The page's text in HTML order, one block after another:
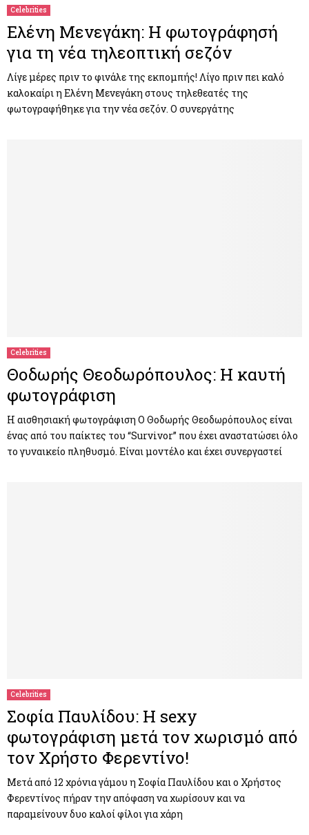
Celebrities
Ελένη Μενεγάκη: H φωτογράφησή
για τη νέα τηλεοπτική σεζόν
Λίγε μέρες πριν το φινάλε της εκπομπής! Λίγο πριν πει καλό
καλοκαίρι η Ελένη Μενεγάκη στους τηλεθεατές της
φωτογραφήθηκε για την νέα σεζόν. Ο συνεργάτης
Celebrities
Θοδωρής Θεοδωρόπουλος: Η καυτή
φωτογράφιση
Η αισθησιακή φωτογράφιση Ο Θοδωρής Θεοδωρόπουλος είναι
ένας από του παίκτες του “Survivor” που έχει αναστατώσει όλο
το γυναικείο πληθυσμό. Είναι μοντέλο και έχει συνεργαστεί
Celebrities
Σοφία Παυλίδου: Η sexy
φωτογράφιση μετά τον χωρισμό από
τον Χρήστο Φερεντίνο!
Μετά από 12 χρόνια γάμου η Σοφία Παυλίδου και ο Χρήστος
Φερεντίνος πήραν την απόφαση να χωρίσουν και να
παραμείνουν δυο καλοί φίλοι για χάρη